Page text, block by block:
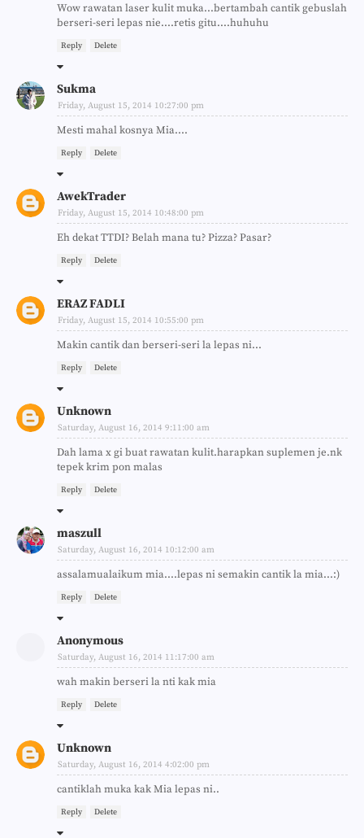
Wow rawatan laser kulit muka...bertambah cantik gebuslah
berseri-seri lepas nie....retis gitu....huhuhu
Reply Delete
Sukma
Friday, August 15, 2014 10:27:00 pm
Mesti mahal kosnya Mia....
Reply Delete
AwekTrader
Friday, August 15, 2014 10:48:00 pm
Eh dekat TTDI? Belah mana tu? Pizza? Pasar?
Reply Delete
ERAZ FADLI
Friday, August 15, 2014 10:55:00 pm
Makin cantik dan berseri-seri la lepas ni...
Reply Delete
Unknown
Saturday, August 16, 2014 9:11:00 am
Dah lama x gi buat rawatan kulit.harapkan suplemen je.nk
tepek krim pon malas
Reply Delete
maszull
Saturday, August 16, 2014 10:12:00 am
assalamualaikum mia....lepas ni semakin cantik la mia...:)
Reply Delete
Anonymous
Saturday, August 16, 2014 11:17:00 am
wah makin berseri la nti kak mia
Reply Delete
Unknown
Saturday, August 16, 2014 4:02:00 pm
cantiklah muka kak Mia lepas ni..
Reply Delete